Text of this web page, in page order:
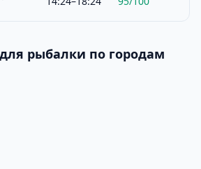
рыбалки по городам